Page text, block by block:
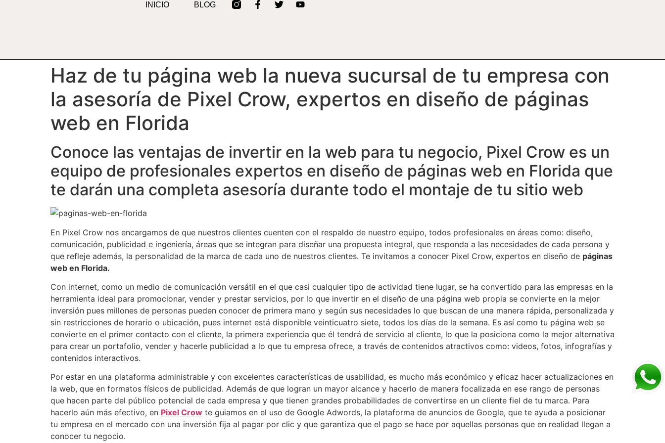
INICIO BLOG
Haz de tu página web la nueva sucursal de tu empresa con
la asesoría de Pixel Crow, expertos en diseño de páginas
web en Florida
Conoce las ventajas de invertir en la web para tu negocio, Pixel Crow es un
equipo de profesionales expertos en diseño de páginas web en Florida que
te darán una completa asesoría durante todo el montaje de tu sitio web
En Pixel Crow nos encargamos de que nuestros clientes cuenten con el respaldo de nuestro equipo, todos profesionales en áreas como: diseño,
comunicación, publicidad e ingeniería, áreas que se integran para diseñar una propuesta integral, que responda a las necesidades de cada persona y
que refleje además, la personalidad de la marca de cada uno de nuestros clientes. Te invitamos a conocer Pixel Crow, expertos en diseño de páginas
web en Florida.
Con internet, como un medio de comunicación versátil en el que casi cualquier tipo de actividad tiene lugar, se ha convertido para las empresas en la
herramienta ideal para promocionar, vender y prestar servicios, por lo que invertir en el diseño de una página web propia se convierte en la mejor
inversión pues millones de personas pueden conocer de primera mano y según sus necesidades lo que buscan de una manera rápida, personalizada y
sin restricciones de horario o ubicación, pues internet está disponible veinticuatro siete, todos los días de la semana. Es así como tu página web se
convierte en el primer contacto con el cliente, la primera experiencia que él tendrá de servicio al cliente, lo que la posiciona como la mejor alternativa
para crear un portafolio, vender y hacerle publicidad a lo que tu empresa ofrece, a través de contenidos atractivos como: videos, fotos, infografías y
contenidos interactivos.
Por estar en una plataforma administrable y con excelentes características de usabilidad, es mucho más económico y eficaz hacer actualizaciones en
la web, que en formatos físicos de publicidad. Además de que logran un mayor alcance y hacerlo de manera focalizada en ese rango de personas
que hacen parte del público potencial de cada empresa y que tienen grandes probabilidades de convertirse en un cliente fiel de tu marca. Para
hacerlo aún más efectivo, en Pixel Crow te guiamos en el uso de Google Adwords, la plataforma de anuncios de Google, que te ayuda a posicionar
tu empresa en el mercado con una inversión fija al pagar por clic y que garantiza que el pago se hace por aquellas personas que en realidad llegan a
conocer tu negocio.